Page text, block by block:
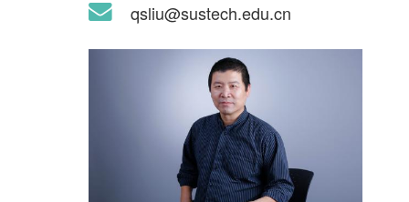
qsliu@sustech.edu.cn